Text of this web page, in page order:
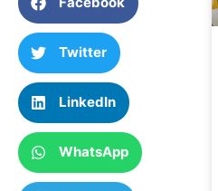
Twitter
LinkedIn
WhatsApp